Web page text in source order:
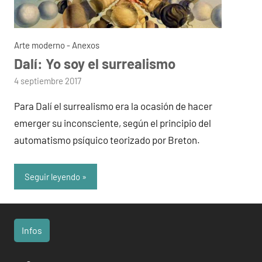
Arte moderno - Anexos
Dalí: Yo soy el surrealismo
por
4 septiembre 2017
Para Dalí el surrealismo era la ocasión de hacer
emerger su inconsciente, según el principio del
automatismo psíquico teorizado por Breton.
Seguir leyendo
Infos